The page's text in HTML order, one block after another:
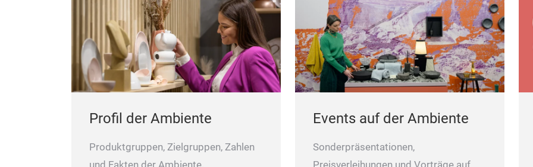
Profil der Ambiente
Produktgruppen, Zielgruppen, Zahlen
Events auf der Ambiente
Sonderpräsentationen,